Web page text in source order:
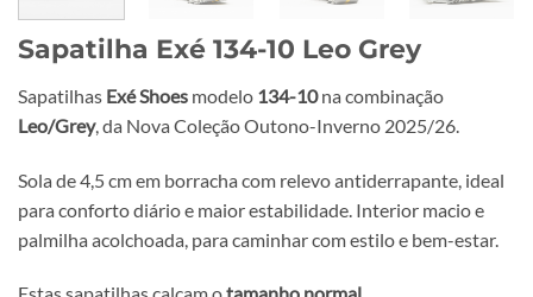
Sapatilha Exé 134-10 Leo Grey
Sapatilhas Exé Shoes modelo 134-10na combinação
Leo/Grey, da Nova Coleção Outono-Inverno 2025/26.
Sola de 4,5 cm em borracha com relevo antiderrapante, ideal
para conforto diário e maior estabilidade. Interior macio e
palmilha acolchoada, para caminhar com estilo e bem-estar.